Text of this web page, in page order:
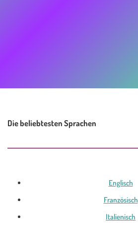
Die beliebtesten Sprachen
Englisch
Französisch
Italienisch